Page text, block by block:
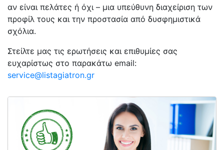
αν είναι πελάτες ή όχι – μια υπεύθυνη διαχείριση των
προφίλ τους και την προστασία από δυσφημιστικά
σχόλια.
Στείλτε μας τις ερωτήσεις και επιθυμίες σας
ευχαρίστως στο παρακάτω email:
service@listagiatron.gr